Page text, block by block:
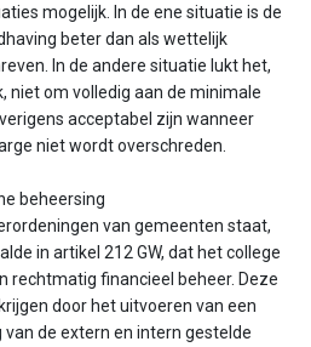
mogelijk. In de ene situatie is de
beter dan als wettelijk
In de andere situatie lukt het,
niet om volledig aan de minimale
acceptabel zijn wanneer
niet wordt overschreden.
beheersing
van gemeenten staat,
in artikel 212 GW, dat het college
rechtmatig financieel beheer. Deze
door het uitvoeren van een
de extern en intern gestelde